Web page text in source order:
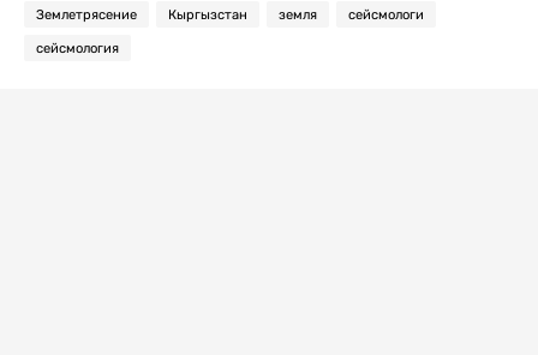
Землетрясение Кыргызстан земля сейсмологи
сейсмология